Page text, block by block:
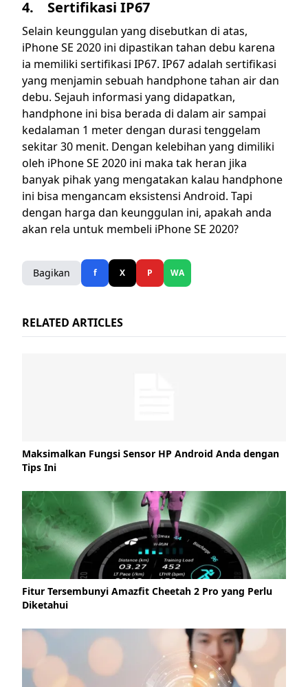
4. Sertifikasi IP67
Selain keunggulan yang disebutkan di atas,
iPhone SE 2020 ini dipastikan tahan debu karena
ia memiliki sertifikasi IP67. IP67 adalah sertifikasi
yang menjamin sebuah handphone tahan air dan
debu. Sejauh informasi yang didapatkan,
handphone ini bisa berada di dalam air sampai
kedalaman 1 meter dengan durasi tenggelam
sekitar 30 menit. Dengan kelebihan yang dimiliki
oleh iPhone SE 2020 ini maka tak heran jika
banyak pihak yang mengatakan kalau handphone
ini bisa mengancam eksistensi Android. Tapi
dengan harga dan keunggulan ini, apakah anda
akan rela untuk membeli iPhone SE 2020?
Bagikan f X P WA
RELATED ARTICLES
Maksimalkan Fungsi Sensor HP Android Anda dengan
Tips Ini
Fitur Tersembunyi Amazfit Cheetah 2 Pro yang Perlu
Diketahui